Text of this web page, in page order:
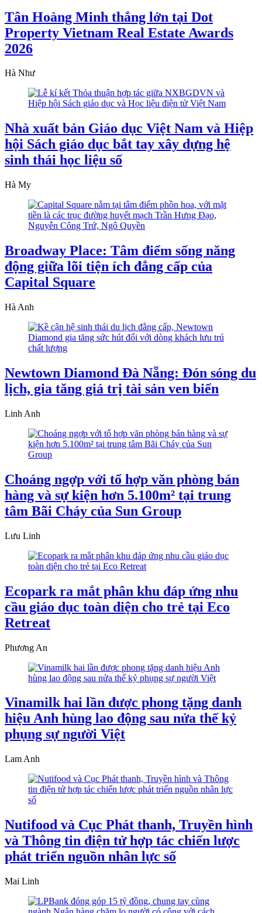
Tân Hoàng Minh thắng lớn tại Dot
Property Vietnam Real Estate Awards
2026
Hà Như
Nhà xuất bản Giáo dục Việt Nam và Hiệp
hội Sách giáo dục bắt tay xây dựng hệ
sinh thái học liệu số
Hà My
Broadway Place: Tâm điểm sống năng
động giữa lõi tiện ích đẳng cấp của
Capital Square
Hà Anh
Newtown Diamond Đà Nẵng: Đón sóng du
lịch, gia tăng giá trị tài sản ven biển
Linh Anh
Choáng ngợp với tổ hợp văn phòng bán
hàng và sự kiện hơn 5.100m² tại trung
tâm Bãi Cháy của Sun Group
Lưu Linh
Ecopark ra mắt phân khu đáp ứng nhu
cầu giáo dục toàn diện cho trẻ tại Eco
Retreat
Phương An
Vinamilk hai lần được phong tặng danh
hiệu Anh hùng lao động sau nửa thế kỷ
phụng sự người Việt
Lam Anh
Nutifood và Cục Phát thanh, Truyền hình
và Thông tin điện tử hợp tác chiến lược
phát triển nguồn nhân lực số
Mai Linh